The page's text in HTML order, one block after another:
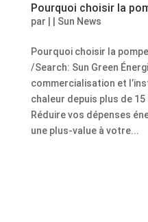
Pourquoi choisir la
par Sun News
Pourquoi choisir la
/Search: Sun Green
commercialisation et
chaleur depuis plus de
Réduire vos dépenses
une plus-value à votre...